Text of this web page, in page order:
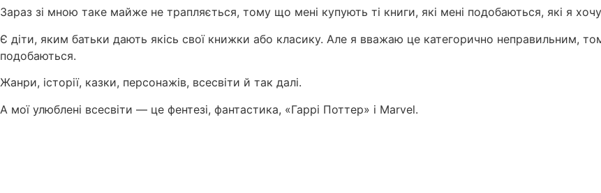
Зараз зі мною таке майже не трапляється, тому що мені купують ті книги, які мені подобаються, які я
Є діти, яким батьки дають якісь свої книжки або класику. Але я вважаю це категорично неправильним,
подобаються.
Жанри, історії, казки, персонажів, всесвіти й так далі.
А мої улюблені всесвіти — це фентезі, фантастика, «Гаррі Поттер» і Marvel.